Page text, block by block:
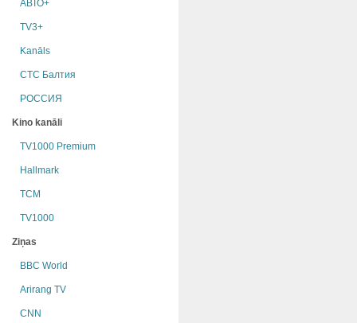
АВТО+
TV3+
Kanāls
СТС Балтия
РОССИЯ
Kino kanāli
TV1000 Premium
Hallmark
TCM
TV1000
Ziņas
BBC World
Arirang TV
CNN